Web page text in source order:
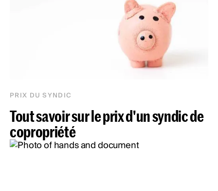
PRIX DU SYNDIC
Tout savoir sur le prix d'un syndic de
copropriété